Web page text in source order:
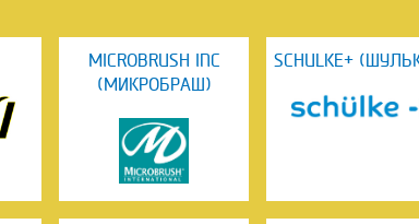
MICROBRUSH INC
(МИКРОБРАШ)
SCHULKE+